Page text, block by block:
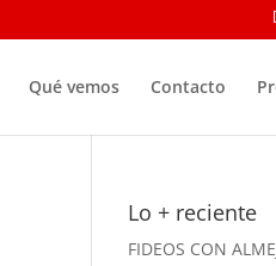
Qué vemos Contacto
Lo + reciente
FIDEOS CON